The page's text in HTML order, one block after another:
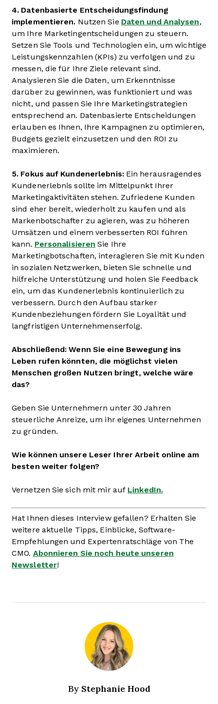
4. Datenbasierte Entscheidungsfindung
implementieren. Nutzen Sie Daten und Analysen,
um Ihre Marketingentscheidungen zu steuern.
Setzen Sie Tools und Technologien ein, um wichtige
Leistungskennzahlen (KPIs) zu verfolgen und zu
messen, die für Ihre Ziele relevant sind.
Analysieren Sie die Daten, um Erkenntnisse
darüber zu gewinnen, was funktioniert und was
nicht, und passen Sie Ihre Marketingstrategien
entsprechend an. Datenbasierte Entscheidungen
erlauben es Ihnen, Ihre Kampagnen zu optimieren,
Budgets gezielt einzusetzen und den ROI zu
maximieren.
5. Fokus auf Kundenerlebnis:Ein herausragendes
Kundenerlebnis sollte im Mittelpunkt Ihrer
Marketingaktivitäten stehen. Zufriedene Kunden
sind eher bereit, wiederholt zu kaufen und als
Markenbotschafter zu agieren, was zu höheren
Umsätzen und einem verbesserten ROI führen
kann. Personalisieren Sie Ihre
Marketingbotschaften, interagieren Sie mit Kunden
in sozialen Netzwerken, bieten Sie schnelle und
hilfreiche Unterstützung und holen Sie Feedback
ein, um das Kundenerlebnis kontinuierlich zu
verbessern. Durch den Aufbau starker
Kundenbeziehungen fördern Sie Loyalität und
langfristigen Unternehmenserfolg.
Abschließend: Wenn Sie eine Bewegung ins
Leben rufen könnten, die möglichst vielen
Menschen großen Nutzen bringt, welche wäre
das?
Geben Sie Unternehmern unter 30 Jahren
steuerliche Anreize, um ihr eigenes Unternehmen
zu gründen.
Wie können unsere Leser Ihrer Arbeit online am
besten weiter folgen?
Vernetzen Sie sich mit mir auf LinkedIn.
Hat Ihnen dieses Interview gefallen? Erhalten Sie
weitere aktuelle Tipps, Einblicke, Software-
Empfehlungen und Expertenratschläge von The
CMO. Abonnieren Sie noch heute unseren
Newsletter!
By Stephanie Hood